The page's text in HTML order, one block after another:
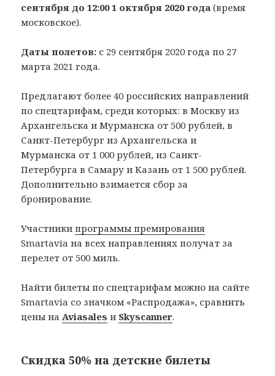
сентября до 12:00 1 октября 2020 года (время
московское).
Даты полетов: с 29 сентября 2020 года по 27
марта 2021 года.
Предлагают более 40 российских направлений
по спецтарифам, среди которых: в Москву из
Архангельска и Мурманска от 500 рублей, в
Санкт-Петербург из Архангельска и
Мурманска от 1 000 рублей, из Санкт-
Петербурга в Самару и Казань от 1 500 рублей.
Дополнительно взимается сбор за
бронирование.
Участникипрограммы премирования
Smartavia на всех направлениях получат за
перелет от 500 миль.
Найти билеты по спецтарифам можно на сайте
Smartavia со значком «Распродажа», сравнить
цены наAviasales и Skyscanner.
Скидка 50% на детские билеты